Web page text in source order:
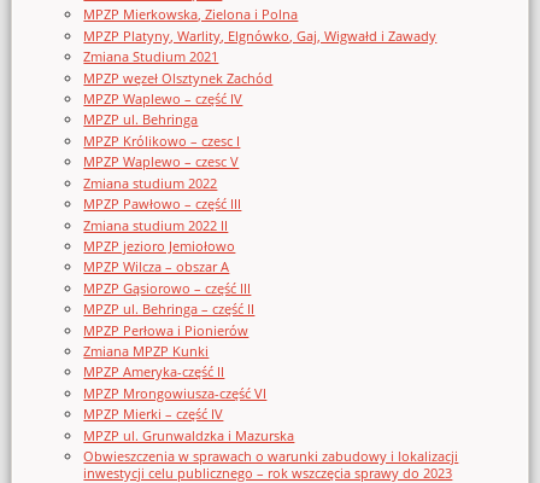
MPZP Mierkowska, Zielona i Polna
MPZP Platyny, Warlity, Elgnówko, Gaj, Wigwałd i Zawady
Zmiana Studium 2021
MPZP węzeł Olsztynek Zachód
MPZP Waplewo – część IV
MPZP ul. Behringa
MPZP Królikowo – czesc I
MPZP Waplewo – czesc V
Zmiana studium 2022
MPZP Pawłowo – część III
Zmiana studium 2022 II
MPZP jezioro Jemiołowo
MPZP Wilcza – obszar A
MPZP Gąsiorowo – część III
MPZP ul. Behringa – część II
MPZP Perłowa i Pionierów
Zmiana MPZP Kunki
MPZP Ameryka-część II
MPZP Mrongowiusza-część VI
MPZP Mierki – część IV
MPZP ul. Grunwaldzka i Mazurska
Obwieszczenia w sprawach o warunki zabudowy i lokalizacji
inwestycji celu publicznego – rok wszczęcia sprawy do 2023